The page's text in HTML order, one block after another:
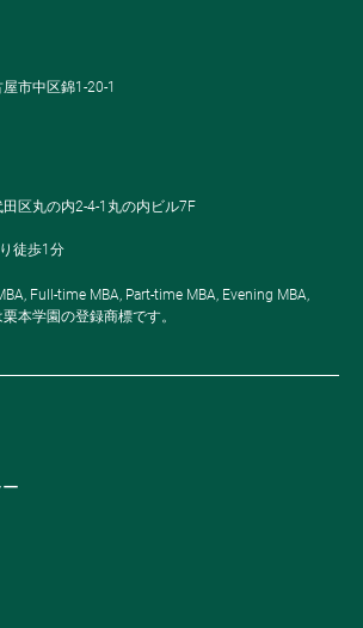
市中区錦1-20-1
区丸の内2-4-1丸の内ビル7F
徒歩1分
Full-time MBA, Part-time MBA, Evening MBA,
本学園の登録商標です。